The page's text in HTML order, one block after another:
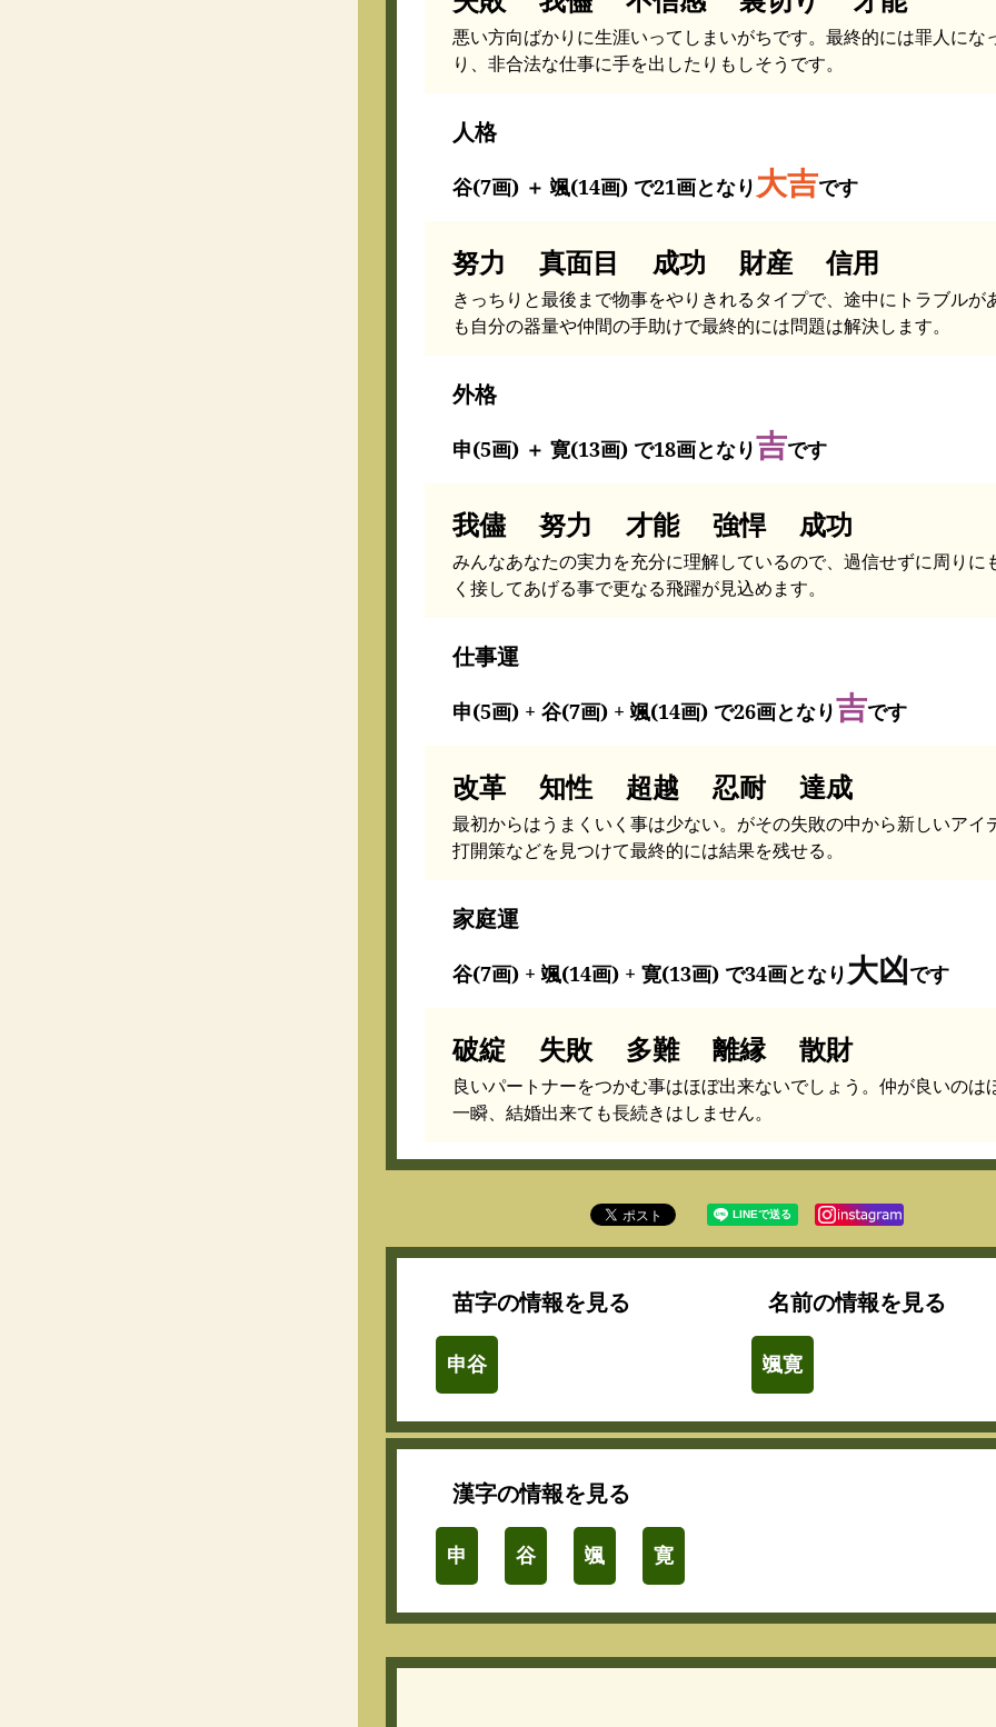
悪い方向ばかりに生涯いってしまいがちです。最終的には罪人にな
り、非合法な仕事に手を出したりもしそうです。
人格
谷(7画) ＋ 颯(14画) で21画となり 大吉です
努力 真面目 成功 財産 信用
きっちりと最後まで物事をやりきれるタイプで、途中にトラブルが
も自分の器量や仲間の手助けで最終的には問題は解決します。
外格
申(5画) ＋ 寛(13画) で18画となり吉です
我儘 努力 才能 強悍 成功
みんなあなたの実力を充分に理解しているので、過信せずに周りに
く接してあげる事で更なる飛躍が見込めます。
仕事運
申(5画) + 谷(7画) + 颯(14画) で26画となり吉です
改革 知性 超越 忍耐 達成
最初からはうまくいく事は少ない。がその失敗の中から新しいアイ
打開策などを見つけて最終的には結果を残せる。
家庭運
谷(7画) + 颯(14画) + 寛(13画) で34画となり 大凶です
破綻 失敗 多難 離縁 散財
良いパートナーをつかむ事はほぼ出来ないでしょう。仲が良いのは
一瞬、結婚出来ても長続きはしません。
苗字の情報を見る
申谷
名前の情報を見る
颯寛
漢字の情報を見る
申 谷 颯 寛